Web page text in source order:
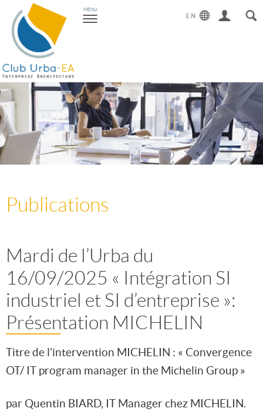
Toggle
navigation
MENU
Publications
Mardi de l’Urba du
16/09/2025 « Intégration SI
industriel et SI d’entreprise »:
Présentation MICHELIN
Titre de l’intervention MICHELIN : « Convergence
OT/ IT program manager in the Michelin Group »
par Quentin BIARD, IT Manager chez MICHELIN.